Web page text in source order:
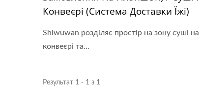
Конвеєрі (Система Доставки Їжі)
Shiwuwan розділяє простір на зону суші на
конвеєрі та...
Результат 1 - 1 з 1